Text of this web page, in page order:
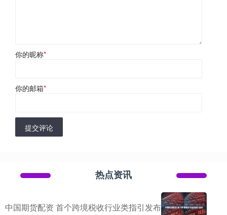
你的昵称*
你的邮箱*
提交评论
热点资讯
中国期货配资 首个跨境税收行业类指引发布